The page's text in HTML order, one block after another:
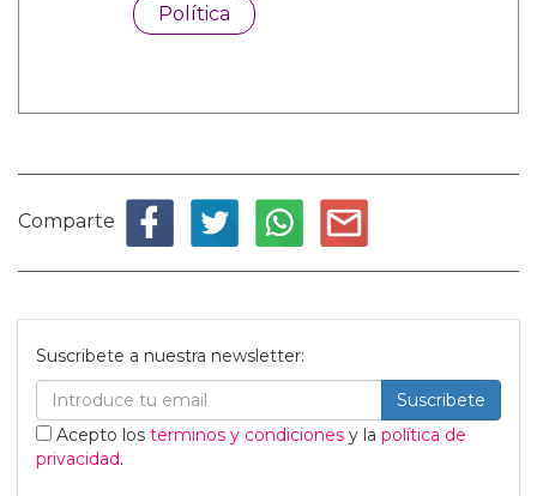
Política
Comparte
Suscribete a nuestra newsletter:
Suscribete
Acepto los terminos y condiciones y la política de
privacidad.